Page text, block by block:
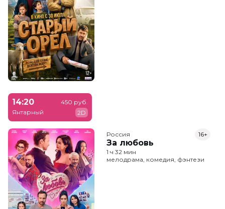
14:20
Янтарный
450 руб.
2D
Россия
За любовь
16+
1 ч 32 мин
мелодрама, комедия, фэнтези